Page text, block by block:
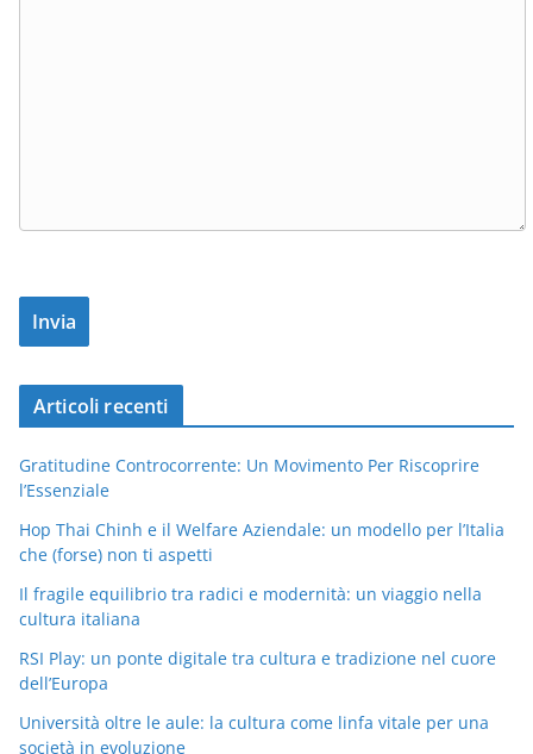
Articoli recenti
Gratitudine Controcorrente: Un Movimento Per Riscoprire
l’Essenziale
Hop Thai Chinh e il Welfare Aziendale: un modello per l’Italia
che (forse) non ti aspetti
Il fragile equilibrio tra radici e modernità: un viaggio nella
cultura italiana
RSI Play: un ponte digitale tra cultura e tradizione nel cuore
dell’Europa
Università oltre le aule: la cultura come linfa vitale per una
società in evoluzione